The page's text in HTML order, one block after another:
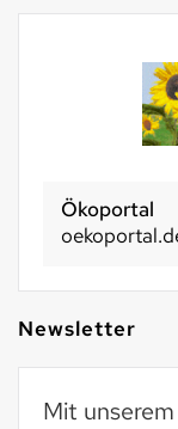
Ökoportal
oekoportal.de
Newsletter
Mit